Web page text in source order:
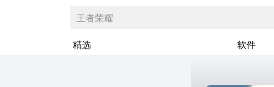
王者荣耀
精选 软件